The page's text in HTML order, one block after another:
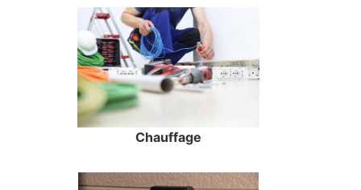
Chauffage